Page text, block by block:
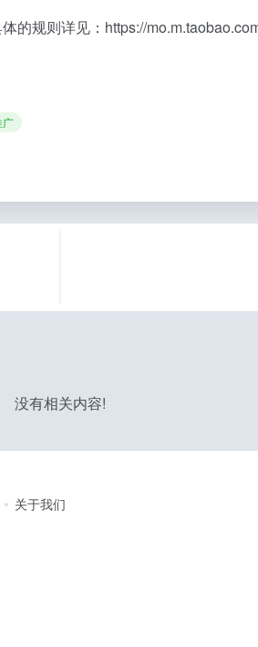
规则详见：https://
广
没有相关内容!
关于我们